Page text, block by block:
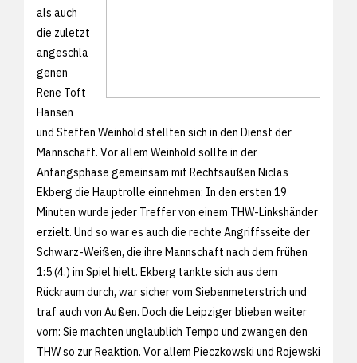
als auch
die zuletzt
angeschla
genen
Rene Toft
Hansen
und Steffen Weinhold stellten sich in den Dienst der
Mannschaft. Vor allem Weinhold sollte in der
Anfangsphase gemeinsam mit Rechtsaußen Niclas
Ekberg die Hauptrolle einnehmen: In den ersten 19
Minuten wurde jeder Treffer von einem THW-Linkshänder
erzielt. Und so war es auch die rechte Angriffsseite der
Schwarz-Weißen, die ihre Mannschaft nach dem frühen
1:5 (4.) im Spiel hielt. Ekberg tankte sich aus dem
Rückraum durch, war sicher vom Siebenmeterstrich und
traf auch von Außen. Doch die Leipziger blieben weiter
vorn: Sie machten unglaublich Tempo und zwangen den
THW so zur Reaktion. Vor allem Pieczkowski und Rojewski